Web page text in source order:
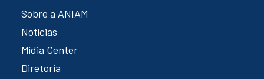
Sobre a ANIAM
Notícias
Mídia Center
Diretoria